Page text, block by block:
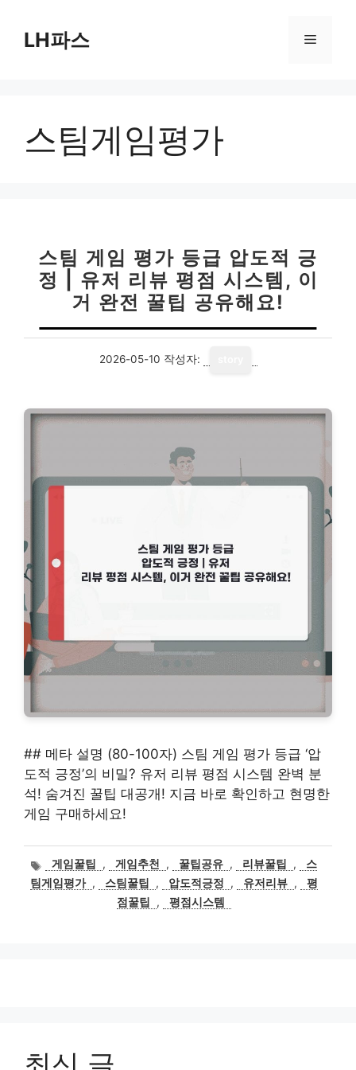
LH파스 메
스팀게임평가
스팀 게임 평가 등급 압도적 긍
정 | 유저 리뷰 평점 시스템, 이
거 완전 꿀팁 공유해요!
2026-05-10 작성자:
## 메타 설명 (80-100자) 스팀 게임 평가 등급 ‘압
도적 긍정’의 비밀? 유저 리뷰 평점 시스템 완벽 분
석! 숨겨진 꿀팁 대공개! 지금 바로 확인하고 현명한
게임 구매하세요!
태
그
게임꿀팁 , 게임추천 , 꿀팁공유 , 리뷰꿀팁 ,
스
팀게임평가 , 스팀꿀팁 , 압도적긍정 , 유저리뷰 ,
평
점꿀팁
, 평점시스템